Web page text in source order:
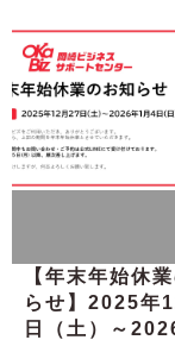
【年末年始休
らせ】2025年
日（土）～